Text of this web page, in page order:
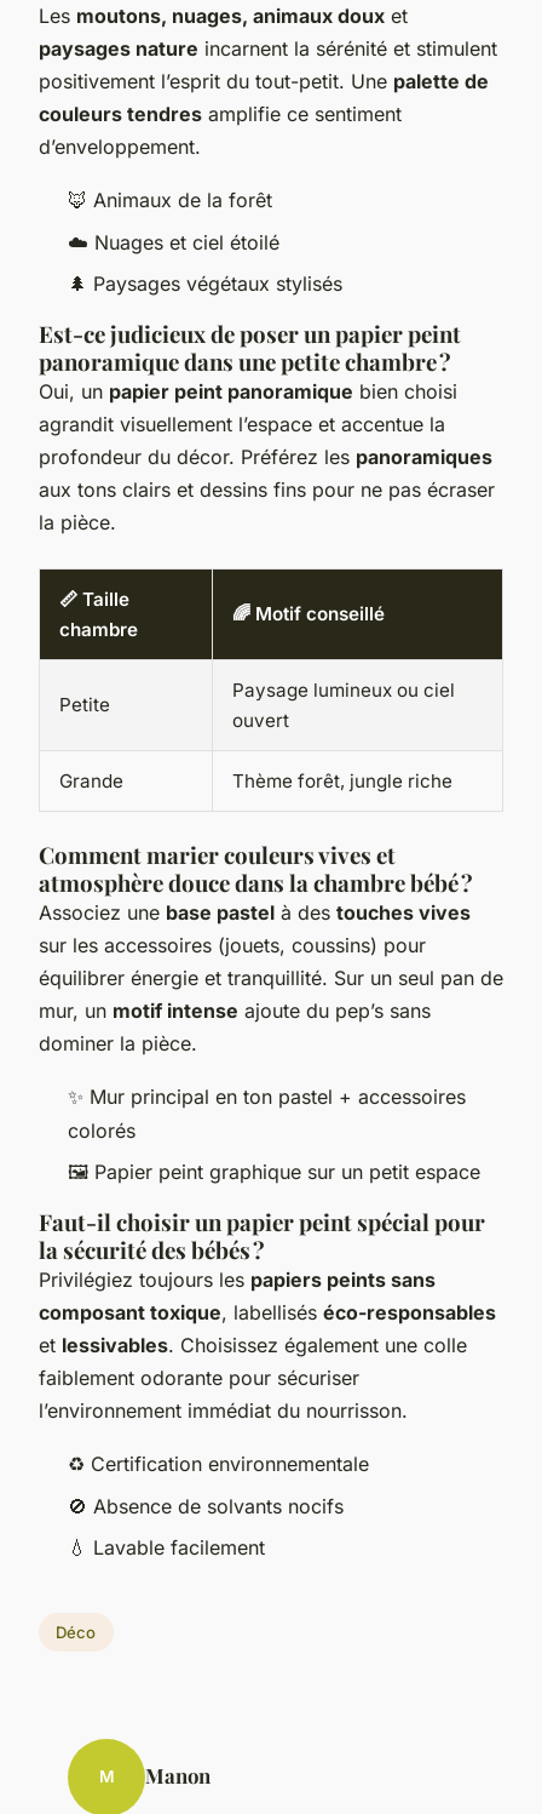
Les moutons, nuages, animaux doux et
paysages nature incarnent la sérénité et stimulent
positivement l’esprit du tout-petit. Une palette de
couleurs tendres amplifie ce sentiment
d’enveloppement.
🦊 Animaux de la forêt
☁️ Nuages et ciel étoilé
🌲 Paysages végétaux stylisés
Est-ce judicieux de poser un papier peint
panoramique dans une petite chambre ?
Oui, un papier peint panoramique bien choisi
agrandit visuellement l’espace et accentue la
profondeur du décor. Préférez les panoramiques
aux tons clairs et dessins fins pour ne pas écraser
la pièce.
📏 Taille
chambre
🌈 Motif conseillé
Petite
Paysage lumineux ou ciel
ouvert
Grande Thème forêt, jungle riche
Comment marier couleurs vives et
atmosphère douce dans la chambre bébé ?
Associez une base pastel à des touches vives
sur les accessoires (jouets, coussins) pour
équilibrer énergie et tranquillité. Sur un seul pan de
mur, un motif intense ajoute du pep’s sans
dominer la pièce.
✨ Mur principal en ton pastel + accessoires
colorés
🖼️ Papier peint graphique sur un petit espace
Faut-il choisir un papier peint spécial pour
la sécurité des bébés ?
Privilégiez toujours les papiers peints sans
composant toxique, labellisés éco-responsables
et lessivables. Choisissez également une colle
faiblement odorante pour sécuriser
l’environnement immédiat du nourrisson.
♻️ Certification environnementale
🚫 Absence de solvants nocifs
💧 Lavable facilement
Déco
M Manon